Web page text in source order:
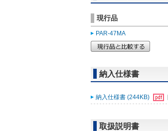
現行品
PAR-47MA
納入仕様書
納入仕様書 (244KB)
取扱説明書